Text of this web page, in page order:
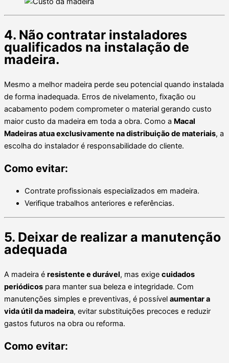
4. Não contratar instaladores
qualificados na instalação de
madeira.
Mesmo a melhor madeira perde seu potencial quando instalada
de forma inadequada. Erros de nivelamento, fixação ou
acabamento podem comprometer o material gerando custo
maior custo da madeira em toda a obra. Como a Macal
Madeiras atua exclusivamente na distribuição de materiais, a
escolha do instalador é responsabilidade do cliente.
Como evitar:
Contrate profissionais especializados em madeira.
Verifique trabalhos anteriores e referências.
5. Deixar de realizar a manutenção
adequada
A madeira é resistente e durável, mas exige cuidados
periódicos para manter sua beleza e integridade. Com
manutenções simples e preventivas, é possível aumentar a
vida útil da madeira, evitar substituições precoces e reduzir
gastos futuros na obra ou reforma.
Como evitar: